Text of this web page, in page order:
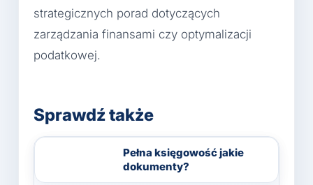
strategicznych porad dotyczących
zarządzania finansami czy optymalizacji
podatkowej.
Sprawdź także
Pełna księgowość jakie
dokumenty?